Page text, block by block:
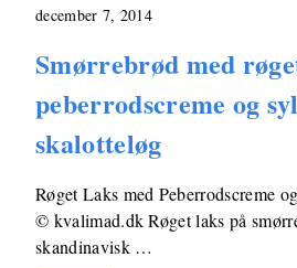
december 7, 2014
Smørrebrød med
peberrodscreme og
skalotteløg
Røget Laks med Peberrodscreme
© kvalimad.dk Røget laks på
skandinavisk …